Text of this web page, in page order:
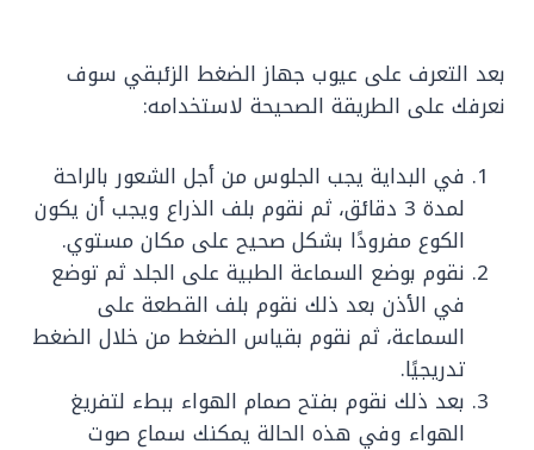
بعد التعرف على عيوب جهاز الضغط الزئبقي سوف
نعرفك على الطريقة الصحيحة لاستخدامه:
في البداية يجب الجلوس من أجل الشعور بالراحة
لمدة 3 دقائق، ثم نقوم بلف الذراع ويجب أن يكون
الكوع مفرودًا بشكل صحيح على مكان مستوي.
نقوم بوضع السماعة الطبية على الجلد ثم توضع
في الأذن بعد ذلك نقوم بلف القطعة على
السماعة، ثم نقوم بقياس الضغط من خلال الضغط
تدريجيًا.
بعد ذلك نقوم بفتح صمام الهواء ببطء لتفريغ
الهواء وفي هذه الحالة يمكنك سماع صوت